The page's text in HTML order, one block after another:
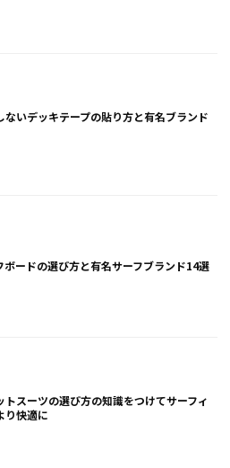
ないデッキテープの貼り方と有名ブランド
ボードの選び方と有名サーフブランド14選
トスーツの選び方の知識をつけてサーフィ
り快適に